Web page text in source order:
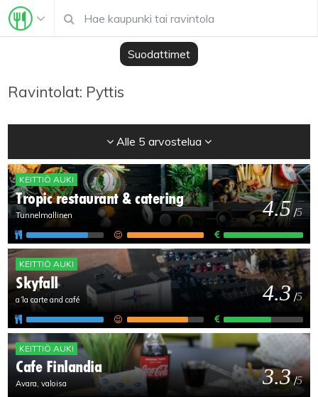
Suodattimet
Ravintolat: Pyttis
Alle 5 arvostelua
KEITTIÖ AUKI
Tropic restaurant & catering
Tunnelmallinen 4.5 /5
KEITTIÖ AUKI
Skyfall
a´la carte and café 4.3 /5
KEITTIÖ AUKI
Cafe Finlandia
Avara, valoisa 3.3 /5